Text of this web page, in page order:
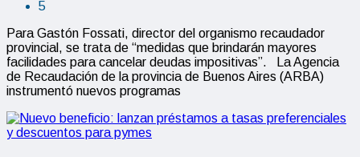
5
Para Gastón Fossati, director del organismo recaudador
provincial, se trata de “medidas que brindarán mayores
facilidades para cancelar deudas impositivas”. La Agencia
de Recaudación de la provincia de Buenos Aires (ARBA)
instrumentó nuevos programas